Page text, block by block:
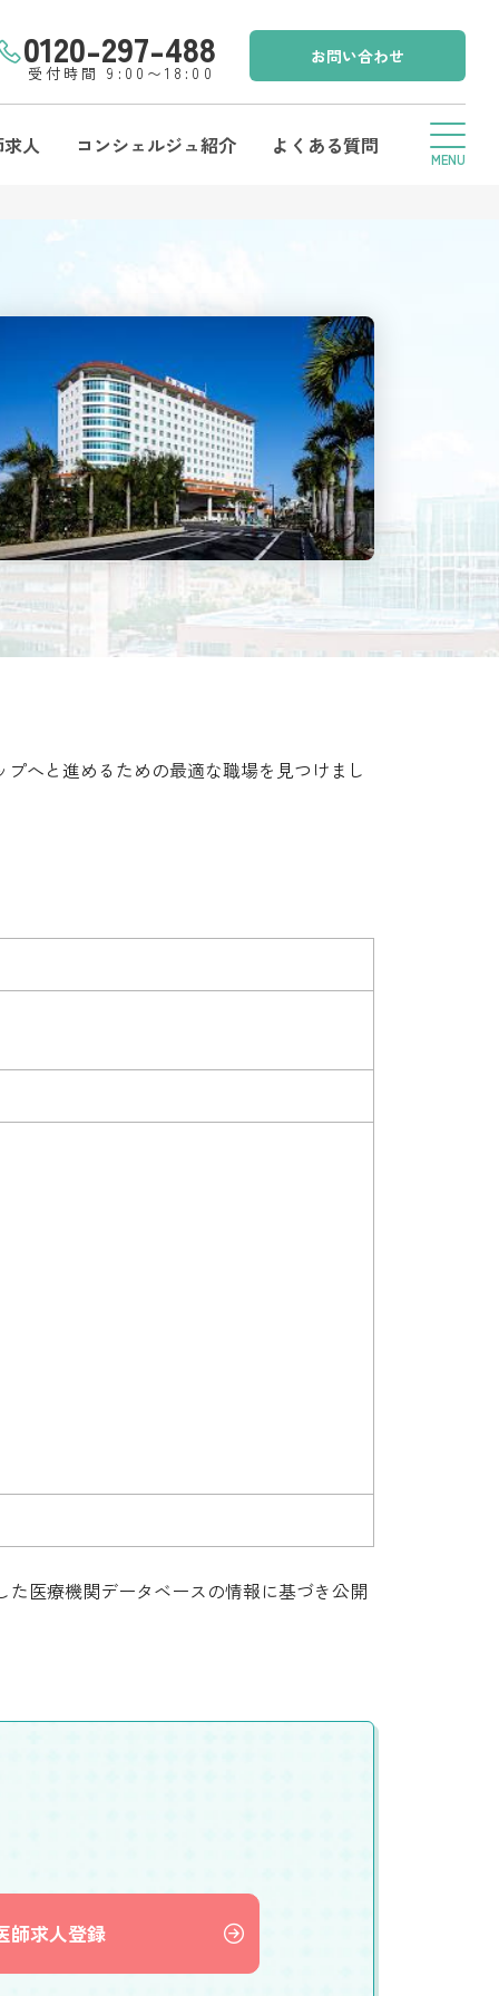
0120-297-488
受付時間 9:00〜18:00
お問い合わせ
人 コンシェルジュ紹介 よくある質問
へと進めるための最適な職場を見つけまし
医療機関データベースの情報に基づき公開
師求人登録